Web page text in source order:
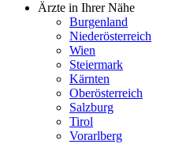
Ärzte in Ihrer Nähe
Burgenland
Niederösterreich
Wien
Steiermark
Kärnten
Oberösterreich
Salzburg
Tirol
Vorarlberg